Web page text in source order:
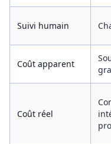
Suivi humain
Coût apparent
Coût réel